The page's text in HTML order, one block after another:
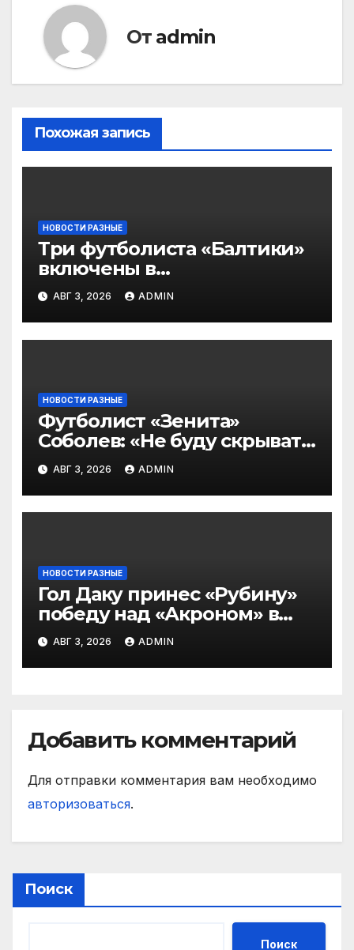
От admin
Похожая запись
НОВОСТИ РАЗНЫЕ
Три футболиста «Балтики»
включены в
символическую сборную
2‑го тура РПЛ по версии
подписчиков МАТЧ
ПРЕМЬЕР
АВГ 3, 2026 ADMIN
НОВОСТИ РАЗНЫЕ
Футболист «Зенита»
Соболев: «Не буду скрывать
— в Оренбурге всегда
тяжело играть»
АВГ 3, 2026 ADMIN
НОВОСТИ РАЗНЫЕ
Гол Даку принес «Рубину»
победу над «Акроном» в
матче РПЛ
АВГ 3, 2026 ADMIN
Добавить комментарий
Для отправки комментария вам необходимо
авторизоваться.
Поиск
Поиск